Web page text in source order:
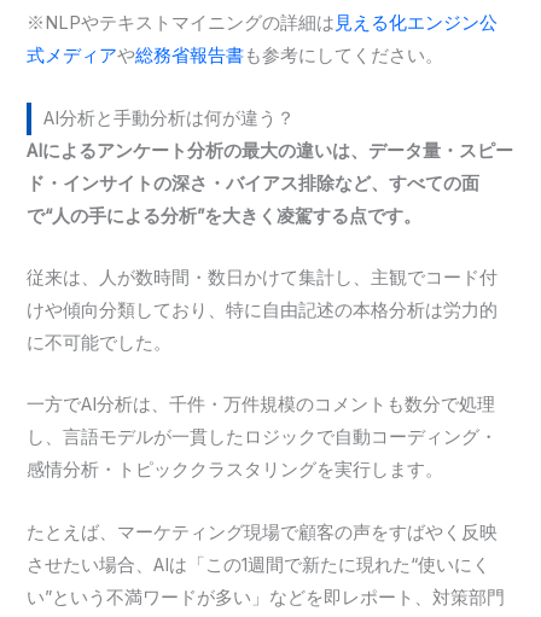
※NLPやテキストマイニングの詳細は 見える化エンジン公
式メディアや総務省報告書も参考にしてください。
AI分析と手動分析は何が違う？
AIによるアンケート分析の最大の違いは、データ量・スピー
ド・インサイトの深さ・バイアス排除など、すべての面
で“人の手による分析”を大きく凌駕する点です。
従来は、人が数時間・数日かけて集計し、主観でコード付
けや傾向分類しており、特に自由記述の本格分析は労力的
に不可能でした。
一方でAI分析は、千件・万件規模のコメントも数分で処理
し、言語モデルが一貫したロジックで自動コーディング・
感情分析・トピッククラスタリングを実行します。
たとえば、マーケティング現場で顧客の声をすばやく反映
させたい場合、AIは「この1週間で新たに現れた“使いにく
い”という不満ワードが多い」などを即レポート、対策部門